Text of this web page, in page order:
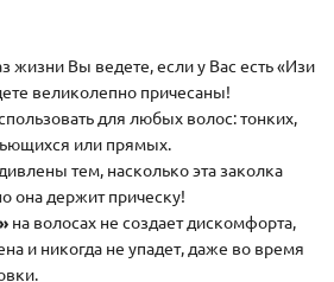
жизни Вы ведете, если у Вас есть «Изи
великолепно причесаны!
для любых волос: тонких,
или прямых.
тем, насколько эта заколка
она держит прическу!
на волосах не создает дискомфорта,
и никогда не упадет, даже во время